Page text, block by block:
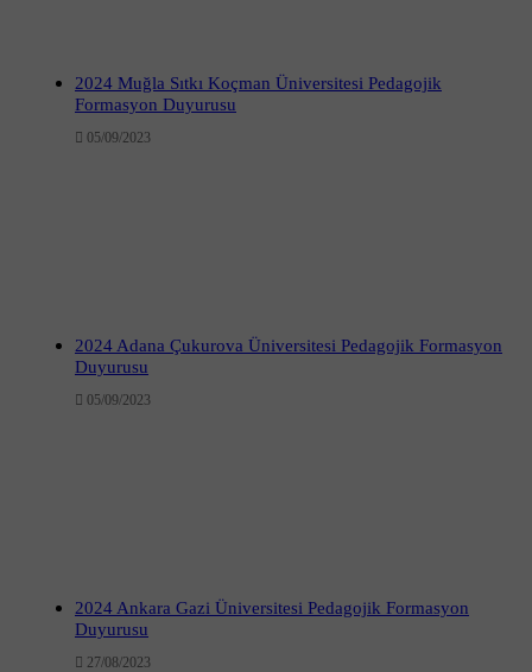
2024 Muğla Sıtkı Koçman Üniversitesi Pedagojik
Formasyon Duyurusu
05/09/2023
2024 Adana Çukurova Üniversitesi Pedagojik Formasyon
Duyurusu
05/09/2023
2024 Ankara Gazi Üniversitesi Pedagojik Formasyon
Duyurusu
27/08/2023